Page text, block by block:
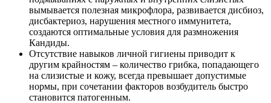
вымывается полезная микрофлора, развивается дисбиоз,
дисбактериоз, нарушения местного иммунитета,
создаются оптимальные условия для размножения
Кандиды.
Отсутствие навыков личной гигиены приводит к
другим крайностям – количество грибка, попадающего
на слизистые и кожу, всегда превышает допустимые
нормы, при сочетании факторов возбудитель быстро
становится патогенным.